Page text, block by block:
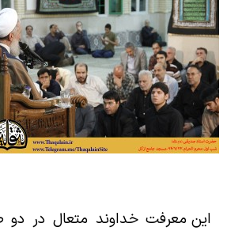
این معرفت خداوند متعال در دو